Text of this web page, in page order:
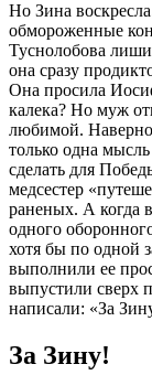
Но Зина
обмороженные
Туснолобова
она сразу
Она просила
калека? Но муж
любимой.
только одна
сделать для
медсестер
раненых. А когда
одного
хотя бы по одной
выполнили ее
выпустили сверх
написали: «За
За Зину!